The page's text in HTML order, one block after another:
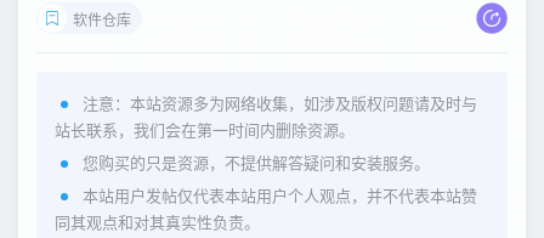
软件仓库
注意：本站资源多为网络收集，如涉及版权问题请及时与
站长联系，我们会在第一时间内删除资源。
您购买的只是资源，不提供解答疑问和安装服务。
本站用户发帖仅代表本站用户个人观点，并不代表本站赞
同其观点和对其真实性负责。